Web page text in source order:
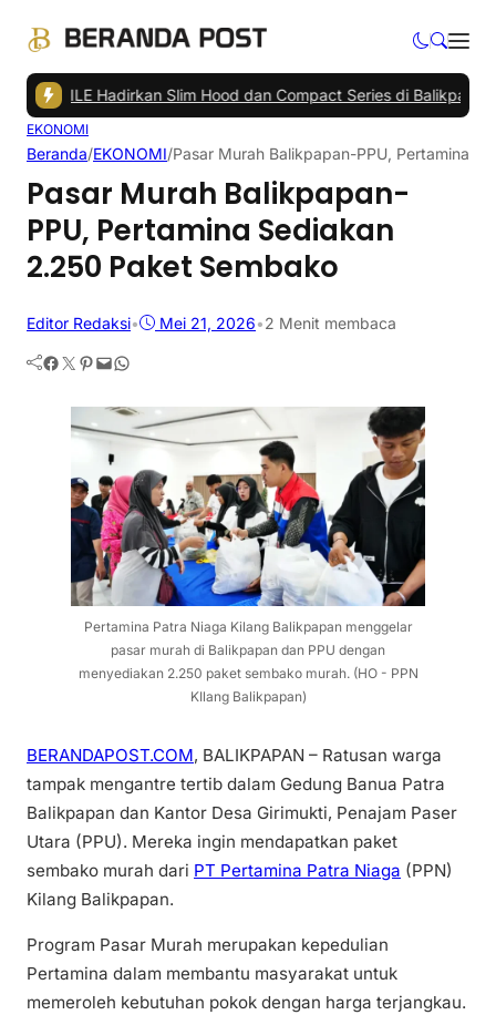
Hadirkan Slim Hood dan Compact Series di Balikpapan|
EKONOMI
Beranda/EKONOMI/Pasar Murah Balikpapan-PPU, Pertamina
Pasar Murah Balikpapan-
PPU, Pertamina Sediakan
2.250 Paket Sembako
Editor Redaksi• Mei 21, 2026•2 Menit membaca
Facebook Twitter Pinterest Mail WhatsApp
Pertamina Patra Niaga Kilang Balikpapan menggelar
pasar murah di Balikpapan dan PPU dengan
menyediakan 2.250 paket sembako murah. (HO - PPN
KIlang Balikpapan)
BERANDAPOST.COM, BALIKPAPAN – Ratusan warga
tampak mengantre tertib dalam Gedung Banua Patra
Balikpapan dan Kantor Desa Girimukti, Penajam Paser
Utara (PPU). Mereka ingin mendapatkan paket
sembako murah dari PT Pertamina Patra Niaga (PPN)
Kilang Balikpapan.
Program Pasar Murah merupakan kepedulian
Pertamina dalam membantu masyarakat untuk
memeroleh kebutuhan pokok dengan harga terjangkau.